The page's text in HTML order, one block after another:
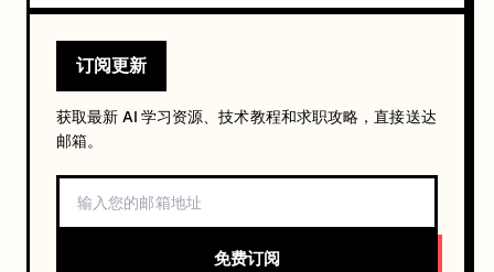
订阅更新
获取最新 AI 学习资源、技术教程和求职攻略，直接送达
邮箱。
免费订阅